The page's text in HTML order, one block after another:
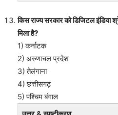
किस राज्य सरकार को डिजिटल इंडिया
मिला है?
1) कर्नाटक
2) अरुणाचल प्रदेश
3) तेलंगाना
4) छत्तीसगढ़
5) पश्चिम बंगाल